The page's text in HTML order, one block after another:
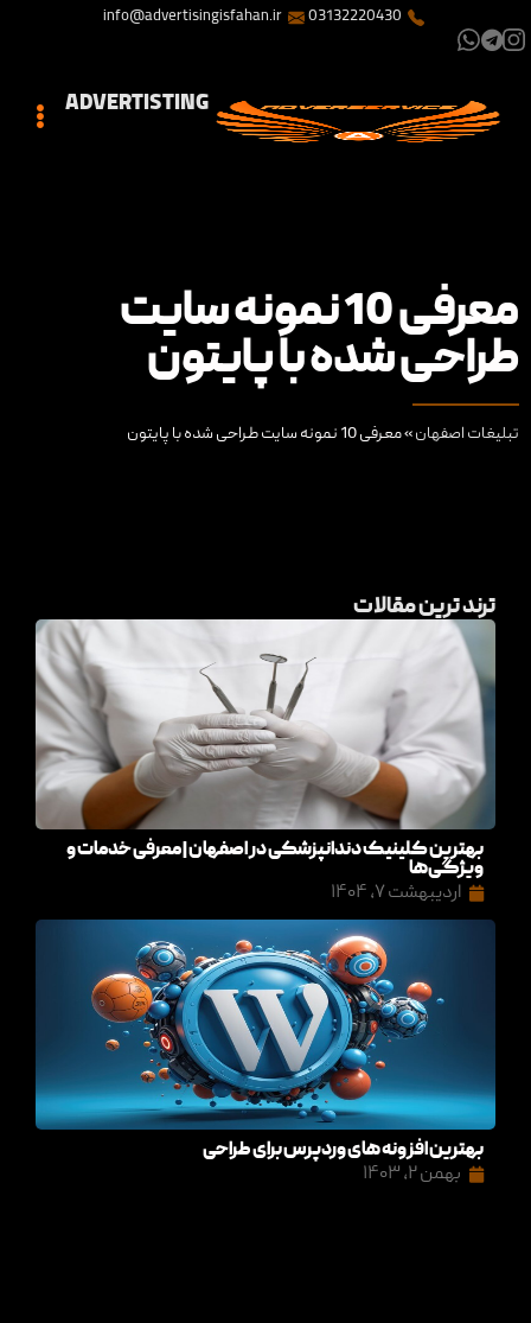
03132220430
info@advertisingisfahan.ir
ADVERTISTING
معرفی 10 نمونه سایت
طراحی شده با پایتون
تبلیغات اصفهان»معرفی 10 نمونه سایت طراحی شده با پایتون
ترند ترین مقالات
بهترین کلینیک دندانپزشکی در اصفهان | معرفی خدمات و
ویژگی‌ها
اردیبهشت ۷, ۱۴۰۴
بهترین افزونه های وردپرس برای طراحی
بهمن ۲, ۱۴۰۳